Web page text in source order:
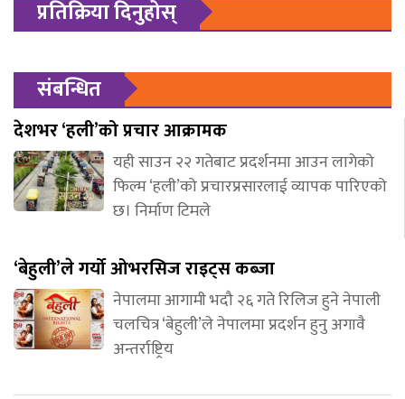
प्रतिक्रिया दिनुहोस्
संबन्धित
देशभर ‘हली’को प्रचार आक्रामक
यही साउन २२ गतेबाट प्रदर्शनमा आउन लागेको
फिल्म ‘हली’को प्रचारप्रसारलाई व्यापक पारिएको
छ। निर्माण टिमले
‘बेहुली’ले गर्यो ओभरसिज राइट्स कब्जा
नेपालमा आगामी भदौ २६ गते रिलिज हुने नेपाली
चलचित्र ‘बेहुली’ले नेपालमा प्रदर्शन हुनु अगावै
अन्तर्राष्ट्रिय